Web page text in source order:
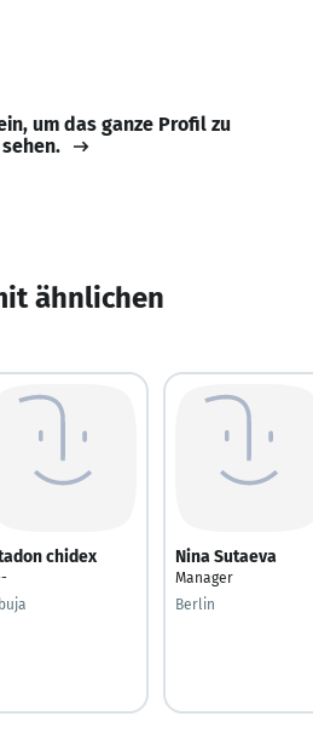
um das ganze Profil zu
sehen.
ähnlichen
chidex Nina Sutaeva
Manager
Berlin